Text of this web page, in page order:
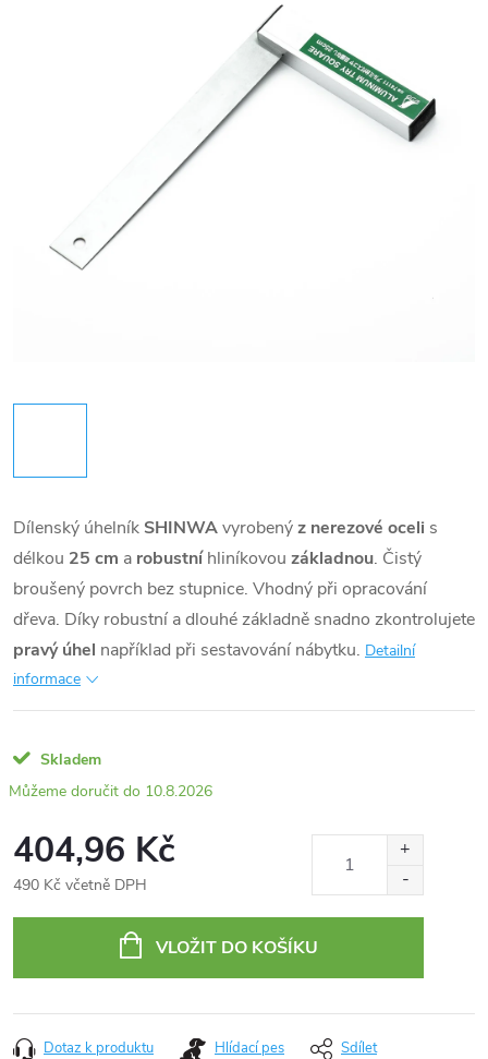
Dílenský úhelník SHINWAvyrobenýz nerezové oceli s
délkou 25 cm a robustníhliníkovou základnou. Čistý
broušený povrch bez stupnice. Vhodný při opracování
dřeva. Díky robustní a dlouhé základně snadno zkontrolujete
pravý úhel například při sestavování nábytku. Detailní
informace
Skladem
10.8.2026
404,96 Kč
490 Kč včetně DPH
VLOŽIT DO KOŠÍKU
Dotaz k produktu Hlídací pes Sdílet